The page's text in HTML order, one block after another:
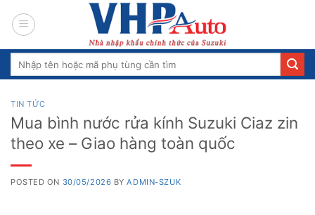
Search
TIN TỨC
Mua bình nước rửa kính Suzuki Ciaz zin
theo xe – Giao hàng toàn quốc
POSTED ON 30/05/2026 BYADMIN-SZUK